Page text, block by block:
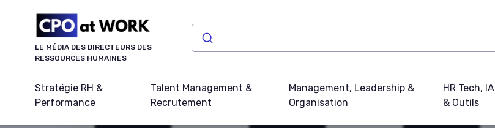
LE MÉDIA DES DIRECTEURS DES
RESSOURCES HUMAINES
Stratégie RH &
Performance
Talent Management &
Recrutement
Management, Leadership &
Organisation
HR Tech, IA
& Outils